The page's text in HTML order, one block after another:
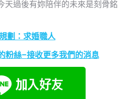
天過後有妳陪伴的未來是刻骨銘
劃：求婚職人
粉絲–接收更多我們的消息